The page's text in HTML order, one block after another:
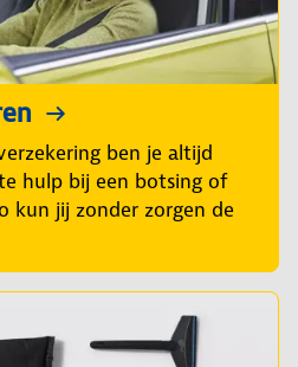
ben je altijd
hulp bij een botsing of
kun jij zonder zorgen de